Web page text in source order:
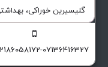
گلیسیرین خوراکی،